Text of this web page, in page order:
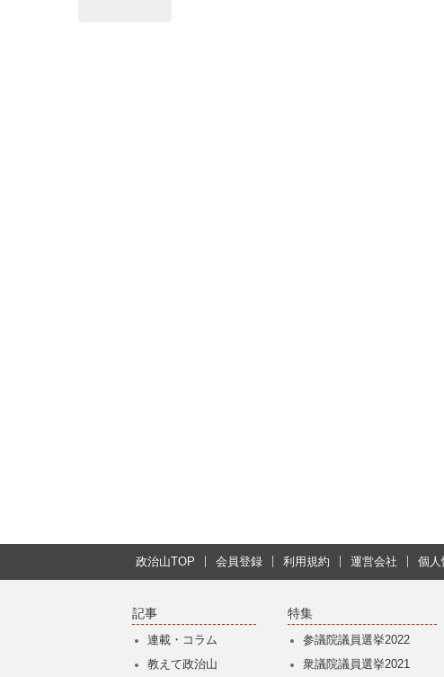
政治山TOP 会員登録 利用規約 運営会社 個人
記事
連載・コラム
教えて政治山
特集
参議院議員選挙2022
衆議院議員選挙2021